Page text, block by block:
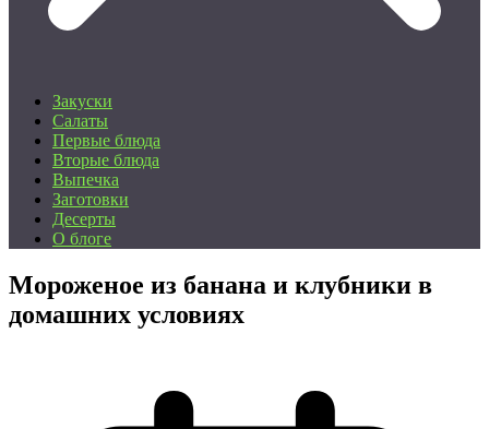
Закуски
Салаты
Первые блюда
Вторые блюда
Выпечка
Заготовки
Десерты
О блоге
Мороженое из банана и клубники в
домашних условиях